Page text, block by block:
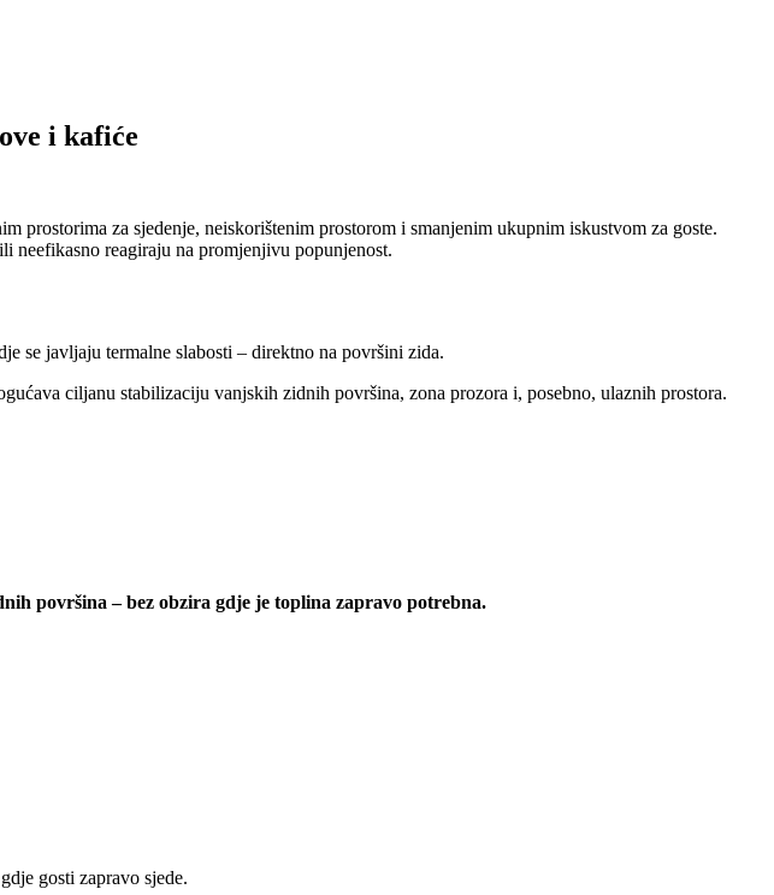
i kafiće
prostorima za sjedenje, neiskorištenim prostorom i smanjenim ukupnim iskustvom za goste.
neefikasno reagiraju na promjenjivu popunjenost.
se javljaju termalne slabosti – direktno na površini zida.
ciljanu stabilizaciju vanjskih zidnih površina, zona prozora i, posebno, ulaznih prostora.
površina – bez obzira gdje je toplina zapravo potrebna.
gosti zapravo sjede.